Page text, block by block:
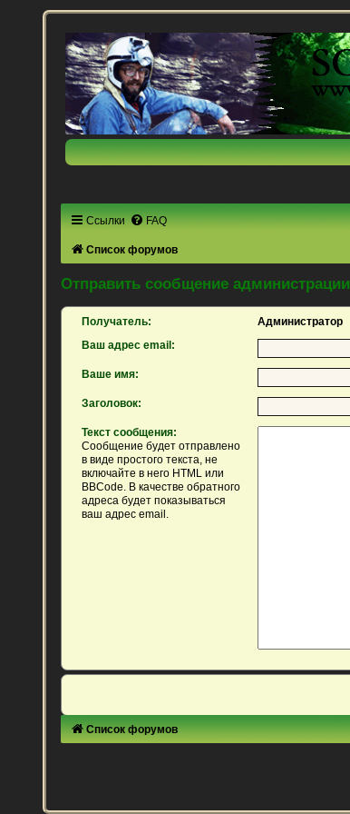
Ссылки FAQ
Список форумов
Отправить сообщение администрации
Получатель:
Администратор
Ваш адрес email:
Ваше имя:
Заголовок:
Текст сообщения:
Сообщение будет отправлено
в виде простого текста, не
включайте в него HTML или
BBCode. В качестве обратного
адреса будет показываться
ваш адрес email.
Список форумов